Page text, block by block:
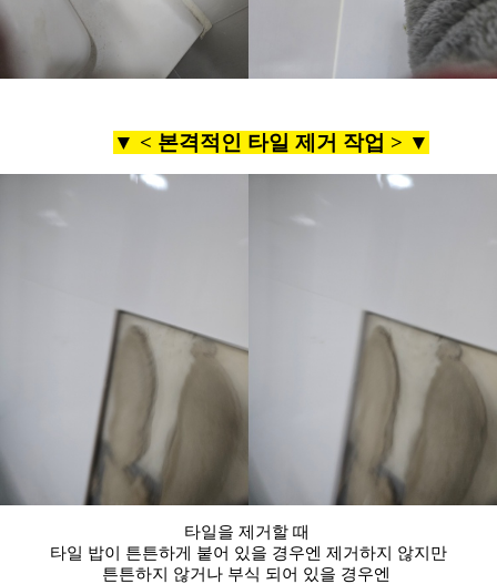
▼ < 본격적인 타일 제거 작업 > ▼
타일을 제거할 때
타일 밥이 튼튼하게 붙어 있을 경우엔 제거하지 않지만
튼튼하지 않거나 부식 되어 있을 경우엔